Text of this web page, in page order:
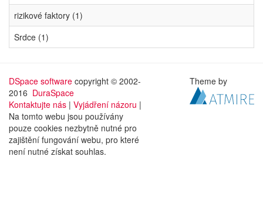
rizikové faktory (1)
Srdce (1)
DSpace software copyright © 2002-
2016 DuraSpace
Kontaktujte nás | Vyjádření názoru |
Na tomto webu jsou používány
pouze cookies nezbytně nutné pro
zajištění fungování webu, pro které
není nutné získat souhlas.
Theme by